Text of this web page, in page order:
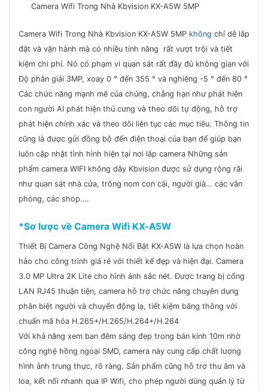
Camera Wifi Trong Nhà Kbvision KX-A5W 5MP
Camera Wifi Trong Nhà Kbvision KX-A5W 5MP không chỉ dễ lắp
đặt và vận hành mà có nhiều tính năng rất vượt trội và tiết
kiệm chi phí. Nó có phạm vi quan sát rất đầy đủ không gian với
Độ phân giải 3MP, xoay 0 ° đến 355 ° và nghiêng -5 ° đến 80 °
Các chức năng mạnh mẽ của chúng, chẳng hạn như phát hiện
con người AI phát hiện thú cưng và theo dõi tự động, hỗ trợ
phát hiện chính xác và theo dõi liên tục các mục tiêu. Thông tin
cũng là được gửi đồng bộ đến điện thoại của bạn để giúp bạn
luôn cập nhật tình hình hiện tại nơi lắp camera Những sản
phẩm camera WIFI không dây Kbvision được sử dụng rộng rãi
như quan sát nhà cửa, trông nom con cái, người già… các văn
phòng, các shop….
*Sơ lược về Camera Wifi KX-A5W
Thiết Bị Camera Công Nghệ Nổi Bật KX-A5W là lựa chọn hoàn
hảo cho công trình giá rẻ với thiết kế đẹp và hiện đại. Camera
3.0 MP Ultra 2K Lite cho hình ảnh sắc nét. Được trang bị cổng
LAN RJ45 thuận tiện, camera hỗ trợ chức năng chuyên dụng
phân biệt người và chuyển động lạ, tiết kiệm băng thông với
chuẩn mã hóa H.265+/H.265/H.264+/H.264
Với khả năng xem ban đêm sáng đẹp trong bán kính 10m nhờ
công nghệ hồng ngoại SMD, camera này cung cấp chất lượng
hình ảnh trung thực, rõ ràng. Sản phẩm cũng hỗ trợ thu âm và
loa, kết nối nhanh qua IP Wifi, cho phép người dùng quản lý từ